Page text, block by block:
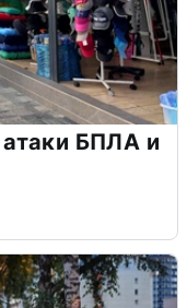
атаки БПЛА и